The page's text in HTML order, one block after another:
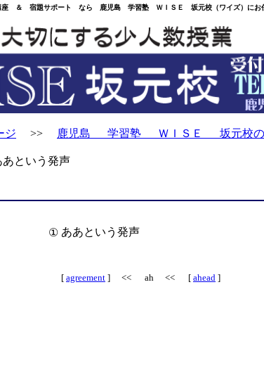
座 ＆ 宿題サポート なら 鹿児島 学習塾 ＷＩＳＥ 坂元校（ワイズ）にお任
ジ >> 鹿児島 学習塾 ＷＩＳＥ 坂元校
という発声
① ああという発声
[ agreement ] << ah << [ ahead ]